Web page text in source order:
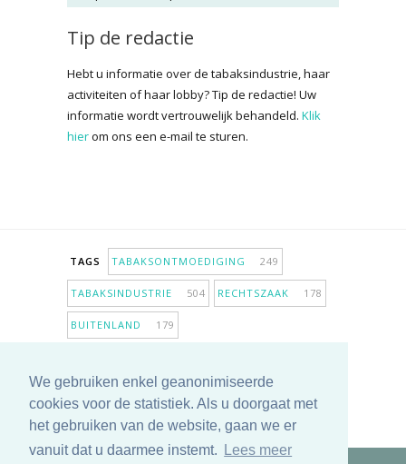
We gebruiken enkel geanonimiseerde
cookies voor de statistiek. Als u doorgaat met
het gebruiken van de website, gaan we er
vanuit dat u daarmee instemt.
Lees meer
Tip de redactie
Hebt u informatie over de tabaksindustrie, haar
activiteiten of haar lobby? Tip de redactie! Uw
informatie wordt vertrouwelijk behandeld. Klik
hierom ons een e-mail te sturen.
TAGS TABAKSONTMOEDIGING 249
TABAKSINDUSTRIE 504 RECHTSZAAK 178
BUITENLAND 179
ANTIROOKBELEID307 ONDERZOEK
MEER TAGS TONEN